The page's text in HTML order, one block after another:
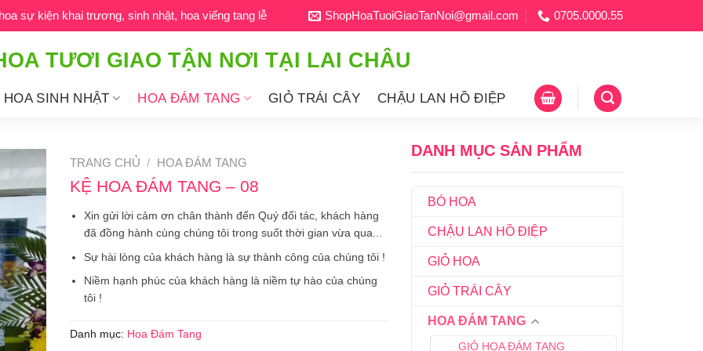
sự kiện khai trương, sinh nhật, hoa viếng tang lễ ShopHoaTuoiGiaoTanNoi@gmail.com 0705.0000.55
TƯƠI GIAO TẬN NƠI TẠI LAI CHÂU
HOA SINH NHẬT HOA ĐÁM TANG GIỎ TRÁI CÂY CHẬU LAN HỒ ĐIỆP
DANH MỤC SẢN PHẨM
BÓ HOA
CHẬU LAN HỒ ĐIỆP
GIỎ HOA
GIỎ TRÁI CÂY
HOA ĐÁM TANG
GIỎ HOA ĐÁM TANG
TRANG CHỦ / HOA ĐÁM TANG
KỆ HOA ĐÁM TANG – 08
Xin gửi lời cảm ơn chân thành đến Quý đối tác, khách hàng
đã đồng hành cùng chúng tôi trong suốt thời gian vừa qua...
Sự hài lòng của khách hàng là sự thành công của chúng tôi !
Niềm hạnh phúc của khách hàng là niềm tự hào của chúng
tôi !
Danh mục: Hoa Đám Tang